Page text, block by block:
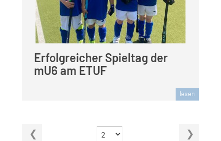
Erfolgreicher Spieltag der
mU6 am ETUF
lesen